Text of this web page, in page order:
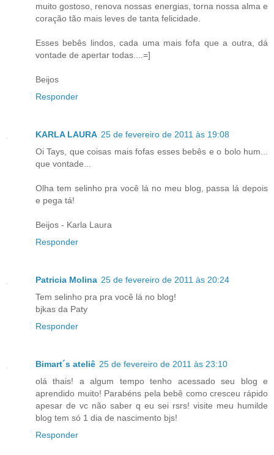
muito gostoso, renova nossas energias, torna nossa alma e
coração tão mais leves de tanta felicidade.
Esses bebês lindos, cada uma mais fofa que a outra, dá
vontade de apertar todas....=]
Beijos
Responder
KARLA LAURA 25 de fevereiro de 2011 às 19:08
Oi Tays, que coisas mais fofas esses bebês e o bolo hum...
que vontade...
Olha tem selinho pra você lá no meu blog, passa lá depois
e pega tá!
Beijos - Karla Laura
Responder
Patricia Molina 25 de fevereiro de 2011 às 20:24
Tem selinho pra pra você lá no blog!
bjkas da Paty
Responder
Bimart´s ateliê 25 de fevereiro de 2011 às 23:10
olá thais! a algum tempo tenho acessado seu blog e
aprendido muito! Parabéns pela bebê como cresceu rápido
apesar de vc não saber q eu sei rsrs! visite meu humilde
blog tem só 1 dia de nascimento bjs!
Responder